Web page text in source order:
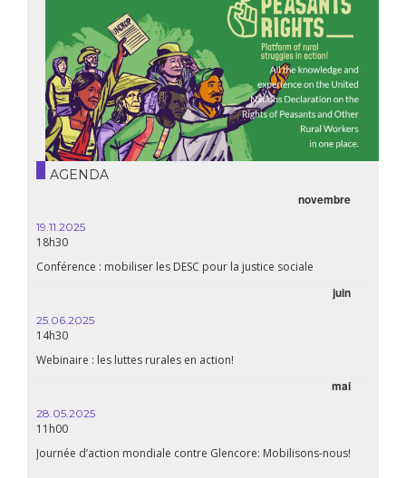
AGENDA
novembre
19.11.2025
18h30
Conférence : mobiliser les DESC pour la justice sociale
juin
25.06.2025
14h30
Webinaire : les luttes rurales en action!
mai
28.05.2025
11h00
Journée d’action mondiale contre Glencore: Mobilisons-nous!